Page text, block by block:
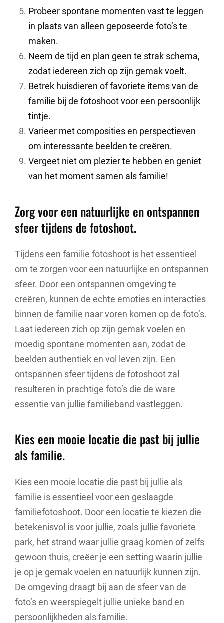
Probeer spontane momenten vast te leggen
in plaats van alleen geposeerde foto’s te
maken.
Neem de tijd en plan geen te strak schema,
zodat iedereen zich op zijn gemak voelt.
Betrek huisdieren of favoriete items van de
familie bij de fotoshoot voor een persoonlijk
tintje.
Varieer met composities en perspectieven
om interessante beelden te creëren.
Vergeet niet om plezier te hebben en geniet
van het moment samen als familie!
Zorg voor een natuurlijke en ontspannen
sfeer tijdens de fotoshoot.
Tijdens een familie fotoshoot is het essentieel
om te zorgen voor een natuurlijke en ontspannen
sfeer. Door een ontspannen omgeving te
creëren, kunnen de echte emoties en interacties
binnen de familie naar voren komen op de foto’s.
Laat iedereen zich op zijn gemak voelen en
moedig spontane momenten aan, zodat de
beelden authentiek en vol leven zijn. Een
ontspannen sfeer tijdens de fotoshoot zal
resulteren in prachtige foto’s die de ware
essentie van jullie familieband vastleggen.
Kies een mooie locatie die past bij jullie
als familie.
Kies een mooie locatie die past bij jullie als
familie is essentieel voor een geslaagde
familiefotoshoot. Door een locatie te kiezen die
betekenisvol is voor jullie, zoals jullie favoriete
park, het strand waar jullie graag komen of zelfs
gewoon thuis, creëer je een setting waarin jullie
je op je gemak voelen en natuurlijk kunnen zijn.
De omgeving draagt bij aan de sfeer van de
foto’s en weerspiegelt jullie unieke band en
persoonlijkheden als familie.